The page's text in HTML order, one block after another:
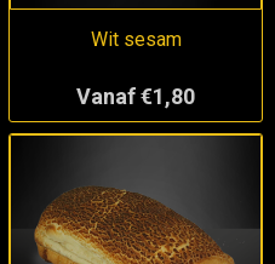
Wit sesam
Vanaf €1,80